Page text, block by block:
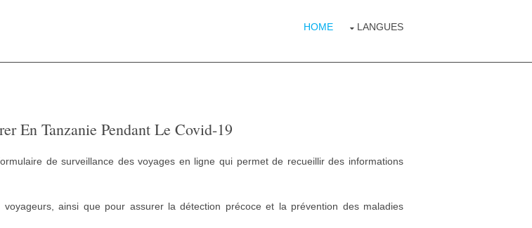
HOME LANGUES
En Tanzanie Pendant Le Covid-19
de surveillance des voyages en ligne qui permet de recueillir des informations
ainsi que pour assurer la détection précoce et la prévention des maladies